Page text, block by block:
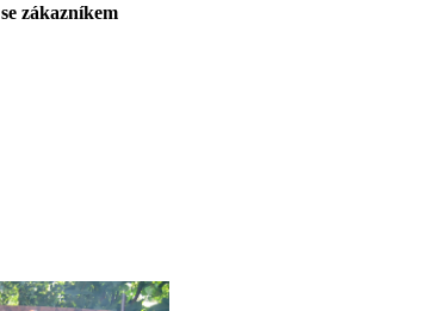
se zákazníkem